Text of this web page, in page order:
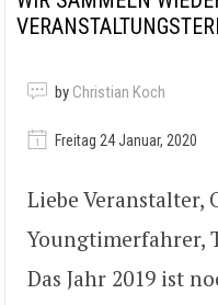
by Christian Koch
Freitag 24 Januar, 2020
Liebe Veranstalter,
Youngtimerfahrer,
Das Jahr 2019 ist